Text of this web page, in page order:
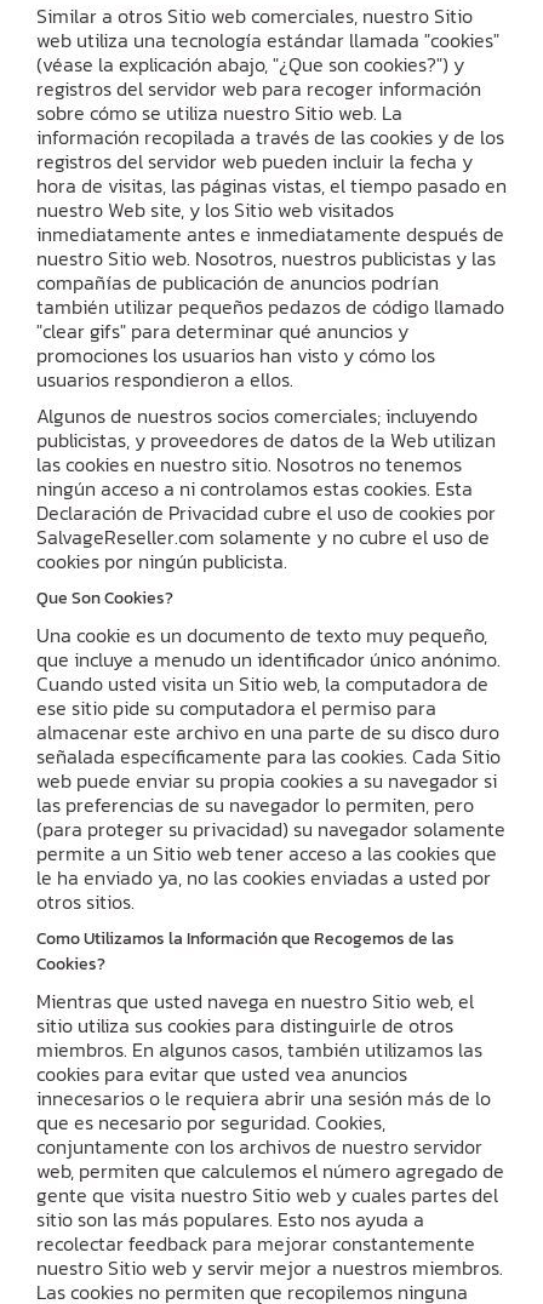
Similar a otros Sitio web comerciales, nuestro Sitio
web utiliza una tecnología estándar llamada "cookies"
(véase la explicación abajo, "¿Que son cookies?") y
registros del servidor web para recoger información
sobre cómo se utiliza nuestro Sitio web. La
información recopilada a través de las cookies y de los
registros del servidor web pueden incluir la fecha y
hora de visitas, las páginas vistas, el tiempo pasado en
nuestro Web site, y los Sitio web visitados
inmediatamente antes e inmediatamente después de
nuestro Sitio web. Nosotros, nuestros publicistas y las
compañías de publicación de anuncios podrían
también utilizar pequeños pedazos de código llamado
"clear gifs" para determinar qué anuncios y
promociones los usuarios han visto y cómo los
usuarios respondieron a ellos.
Algunos de nuestros socios comerciales; incluyendo
publicistas, y proveedores de datos de la Web utilizan
las cookies en nuestro sitio. Nosotros no tenemos
ningún acceso a ni controlamos estas cookies. Esta
Declaración de Privacidad cubre el uso de cookies por
SalvageReseller.com solamente y no cubre el uso de
cookies por ningún publicista.
Que Son Cookies?
Una cookie es un documento de texto muy pequeño,
que incluye a menudo un identificador único anónimo.
Cuando usted visita un Sitio web, la computadora de
ese sitio pide su computadora el permiso para
almacenar este archivo en una parte de su disco duro
señalada específicamente para las cookies. Cada Sitio
web puede enviar su propia cookies a su navegador si
las preferencias de su navegador lo permiten, pero
(para proteger su privacidad) su navegador solamente
permite a un Sitio web tener acceso a las cookies que
le ha enviado ya, no las cookies enviadas a usted por
otros sitios.
Como Utilizamos la Información que Recogemos de las
Cookies?
Mientras que usted navega en nuestro Sitio web, el
sitio utiliza sus cookies para distinguirle de otros
miembros. En algunos casos, también utilizamos las
cookies para evitar que usted vea anuncios
innecesarios o le requiera abrir una sesión más de lo
que es necesario por seguridad. Cookies,
conjuntamente con los archivos de nuestro servidor
web, permiten que calculemos el número agregado de
gente que visita nuestro Sitio web y cuales partes del
sitio son las más populares. Esto nos ayuda a
recolectar feedback para mejorar constantemente
nuestro Sitio web y servir mejor a nuestros miembros.
Las cookies no permiten que recopilemos ninguna